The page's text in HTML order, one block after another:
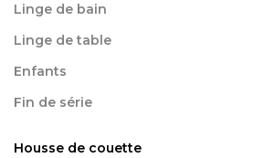
Linge de bain
Linge de table
Enfants
Fin de série
Housse de couette